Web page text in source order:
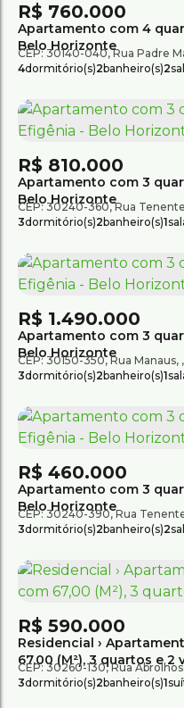
Apartamento com 4
Belo Horizonte
R$ 760.000
CEP: 30140-040,Rua Padre
4dormitório(s)2banheiro(s)2
Apartamento com 3
Belo Horizonte
R$ 810.000
CEP: 30240-360,Rua
3dormitório(s)2banheiro(s)1
Apartamento com 3
Belo Horizonte
R$ 1.490.000
CEP: 30150-350,Rua Manaus ,
3dormitório(s)2banheiro(s)1
Apartamento com 3
Belo Horizonte
R$ 460.000
CEP: 30240-390,Rua
3dormitório(s)2banheiro(s)2
Residencial ›
67,00 (M²), 3 quartos e 2
R$ 590.000
CEP: 30260-130,Rua Abrolhos
3dormitório(s)2banheiro(s)1